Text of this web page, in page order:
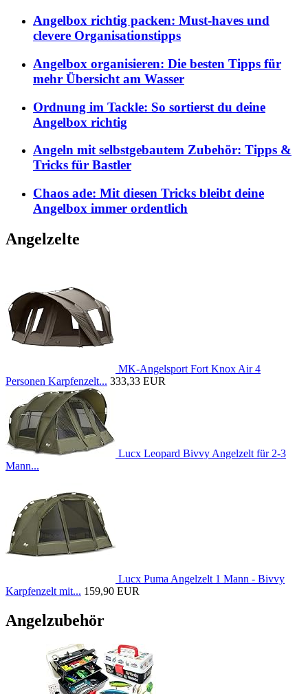
Angelbox richtig packen: Must-haves und
clevere Organisationstipps
Angelbox organisieren: Die besten Tipps für
mehr Übersicht am Wasser
Ordnung im Tackle: So sortierst du deine
Angelbox richtig
Angeln mit selbstgebautem Zubehör: Tipps &
Tricks für Bastler
Chaos ade: Mit diesen Tricks bleibt deine
Angelbox immer ordentlich
Angelzelte
MK-Angelsport Fort Knox Air 4
Personen Karpfenzelt... 333,33 EUR
Lucx Leopard Bivvy Angelzelt für 2-3
Mann...
Lucx Puma Angelzelt 1 Mann - Bivvy
Karpfenzelt mit... 159,90 EUR
Angelzubehör